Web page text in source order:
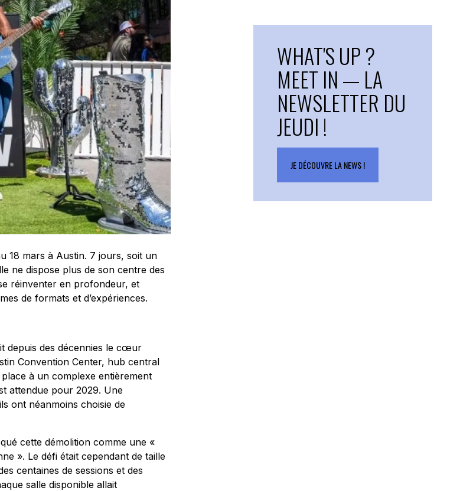
18 mars à Austin. 7 jours, soit un
ne dispose plus de son centre des
réinventer en profondeur, et
de formats et d’expériences.
depuis des décennies le cœur
Convention Center, hub central
à un complexe entièrement
attendue pour 2029. Une
ont néanmoins choisie de
cette démolition comme une «
». Le défi était cependant de taille
centaines de sessions et des
salle disponible allait
WHAT'S UP ?
MEET IN — LA
NEWSLETTER DU
JEUDI !
JE DÉCOUVRE LA NEWS !